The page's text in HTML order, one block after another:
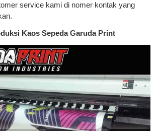
service kami di nomer kontak yang
Kaos Sepeda Garuda Print